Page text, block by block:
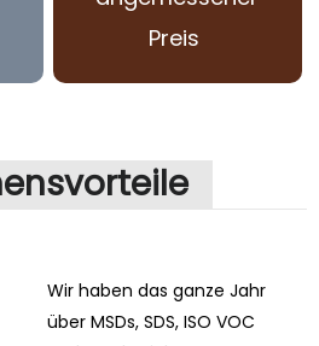
Preis
Wir haben das ganze Jahr
über MSDs, SDS, ISO VOC